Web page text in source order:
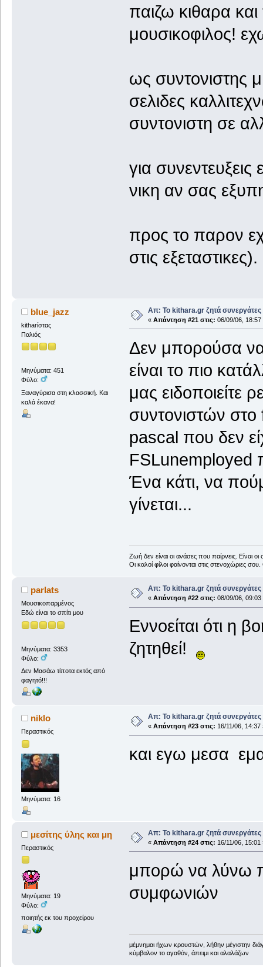
παιζω κιθαρα
μουσικοφιλος!
ως συντονιστης
σελιδες
συντονιστη σε
για συνεντευξεις
νικη αν σας
προς το παρον
στις
blue_jazz
kitharίστας
Παλιός
Μηνύματα: 451
Φύλο:
Ξαναγύρισα στη κλασσική. Και
καλά έκανα!
Απ: Το kithara.gr ζητά συνεργάτες
« Απάντηση #21 στις: 06/09/06, 18:57
Δεν μπορούσα
είναι το πιο
μας ειδοποιείτε
συντονιστών
pascal που δεν
FSLunemployed
Ένα κάτι, να
γίνεται...
Ζωή δεν είναι οι ανάσες που παίρνεις. Είναι
Οι καλοί φίλοι φαίνονται στις στενοχώριες
parlats
Μουσικοπαρμένος
Εδώ είναι το σπίτι μου
Μηνύματα: 3353
Φύλο:
Δεν Μασάω τίποτα εκτός από
φαγητό!!!
Απ: Το kithara.gr ζητά συνεργάτες
« Απάντηση #22 στις: 08/09/06, 09:03
Εννοείται ότι η
ζητηθεί!
niklo
Περαστικός
Μηνύματα: 16
Απ: Το kithara.gr ζητά συνεργάτες
« Απάντηση #23 στις: 16/11/06, 14:37
και εγω μεσα
μεσίτης ύλης και μη
Περαστικός
Μηνύματα: 19
Φύλο:
ποιητής εκ του προχείρου
Απ: Το kithara.gr ζητά συνεργάτες
« Απάντηση #24 στις: 16/11/06, 15:01
μπορώ να λύνω
συμφωνιών
μέμνημαι ήχων κρουστών, λήθην μέγιστην
κύμβαλον το αγαθόν, άπειμι και αλαλάζων